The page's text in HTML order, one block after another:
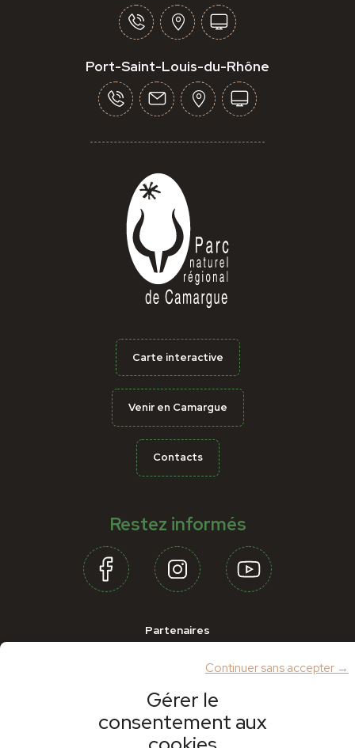
Gérer le
consentement aux
Continuer sans accepter →
Port-Saint-Louis-du-Rhône
Carte interactive
Venir en Camargue
Contacts
Restez informés
Partenaires